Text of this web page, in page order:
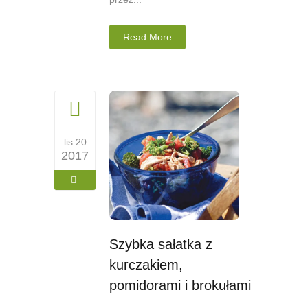
Read More
lis 20
2017
Szybka sałatka z
kurczakiem,
pomidorami i brokułami